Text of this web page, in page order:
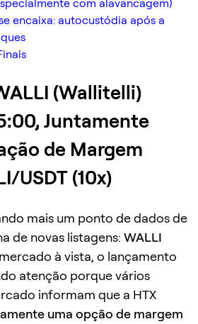
com alavancagem)
encaixa: autocustódia após a
(Wallitelli)
Juntamente
de Margem
USDT (10x)
mais um ponto de dados de
de novas listagens: WALLI
à vista, o lançamento
atenção porque vários
informam que a HTX
uma opção de margem